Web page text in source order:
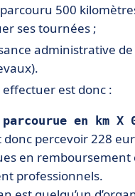
500
ses tournées ;
administrative
effectuer est donc :
en km X
donc percevoir 228
en remboursement
professionnels.